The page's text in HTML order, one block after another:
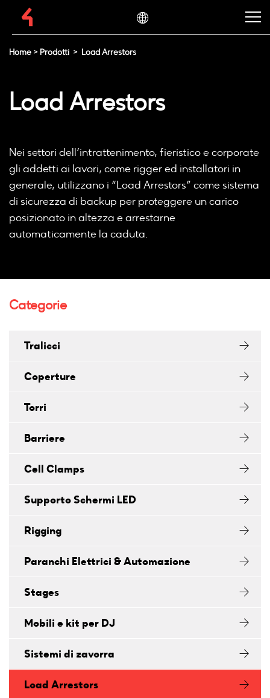
Home > Prodotti > Load Arrestors
Load Arrestors
Nei settori dell’intrattenimento, fieristico e corporate
gli addetti ai lavori, come rigger ed installatori in
generale, utilizzano i “Load Arrestors” come sistema
di sicurezza di backup per proteggere un carico
posizionato in altezza e arrestarne
automaticamente la caduta.
Categorie
Tralicci
Coperture
Torri
Barriere
Cell Clamps
Supporto Schermi LED
Rigging
Paranchi Elettrici & Automazione
Stages
Mobili e kit per DJ
Sistemi di zavorra
Load Arrestors